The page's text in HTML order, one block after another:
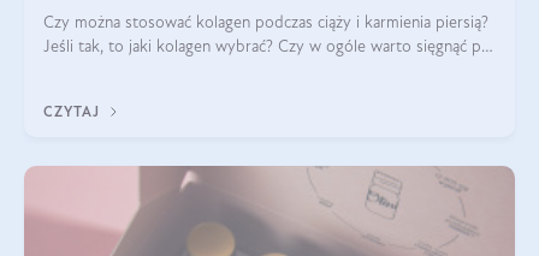
Czy można stosować kolagen podczas ciąży i karmienia piersią?
Jeśli tak, to jaki kolagen wybrać? Czy w ogóle warto sięgnąć po
CZYTAJ